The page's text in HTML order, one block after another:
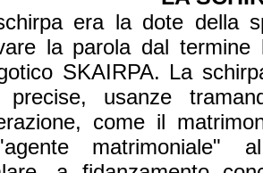
era la dote della
la parola dal
SKAIRPA. La
precise, usanze
come il
matrimoniale"